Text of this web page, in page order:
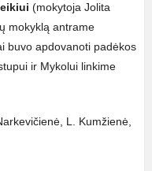
(mokytoja Jolita
mokyklą antrame
buvo apdovanoti padėkos
ir Mykolui linkime
L. Kumžienė,